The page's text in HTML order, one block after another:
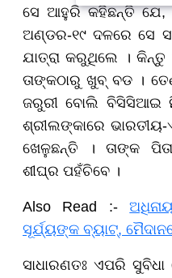
ସେ ଆହୁରି କହିଛନ୍ତି ଯେ,
ଅଣ୍ଡର-୧୯ ଦଳରେ ସେ
ଯାତ୍ରା କରୁଥିଲେ ।
ତାଙ୍କଠାରୁ ଖୁବ୍ ବଡ ।
ଜରୁରୀ ବୋଲି ବିସିସିଆଇ
ଶ୍ରୀଲଙ୍କାରେ
ଖେଳୁଛନ୍ତି । ତାଙ୍କ
ଶୀଘ୍ର ପହଁଚିବେ ।
Also Read :-
ସୂର୍ଯ୍ୟଙ୍କ ବ୍ୟାଟ୍,
ସାଧାରଣତଃ ଏପରି ସୁବିଧା